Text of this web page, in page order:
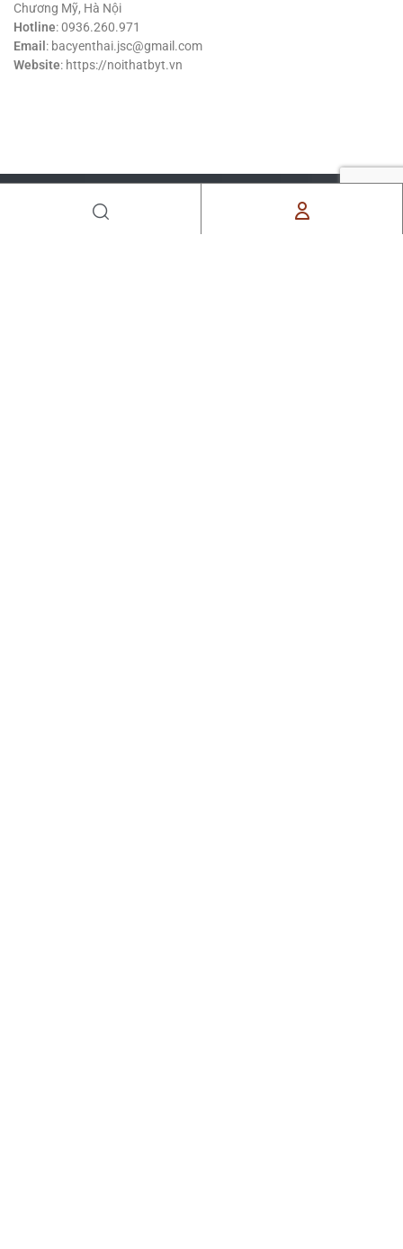
Chương Mỹ, Hà Nội
Hotline: 0936.260.971
Email : bacyenthai.jsc@gmail.com
Website: https://noithatbyt.vn
BẠN MƠ ƯỚC, CHÚNG TÔI THIẾT KẾ